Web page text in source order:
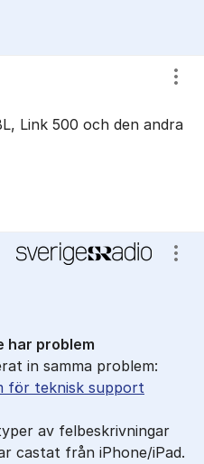
Link 500 och den andra
har problem
in samma problem:
för teknisk support
av felbeskrivningar
castat från iPhone/iPad.